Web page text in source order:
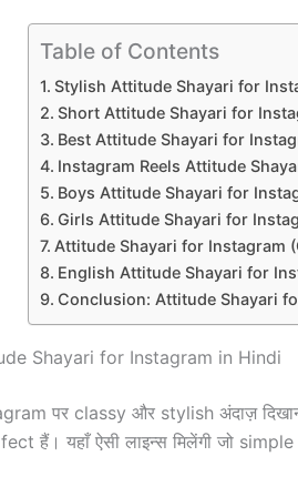
Table of Contents
Stylish Attitude Shayari for
Short Attitude Shayari for
Best Attitude Shayari for
Instagram Reels Attitude
Boys Attitude Shayari for
Girls Attitude Shayari for
Attitude Shayari for Instagram
English Attitude Shayari for
Conclusion: Attitude Shayari
Shayari for Instagram in Hindi
पर classy और stylish अंदाज़
हैं। यहाँ ऐसी लाइन्स मिलेंगी जो